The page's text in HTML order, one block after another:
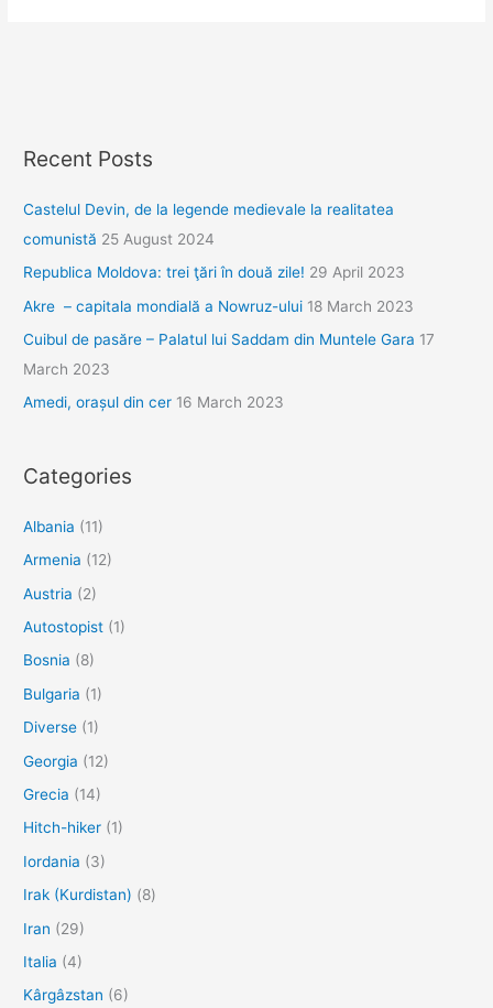
Recent Posts
Castelul Devin, de la legende medievale la realitatea
comunistă 25 August 2024
Republica Moldova: trei ţări în două zile! 29 April 2023
Akre – capitala mondială a Nowruz-ului 18 March 2023
Cuibul de pasăre – Palatul lui Saddam din Muntele Gara 17
March 2023
Amedi, orașul din cer 16 March 2023
Categories
Albania (11)
Armenia (12)
Austria (2)
Autostopist (1)
Bosnia (8)
Bulgaria (1)
Diverse (1)
Georgia (12)
Grecia (14)
Hitch-hiker (1)
Iordania (3)
Irak (Kurdistan) (8)
Iran (29)
Italia (4)
Kârgâzstan (6)